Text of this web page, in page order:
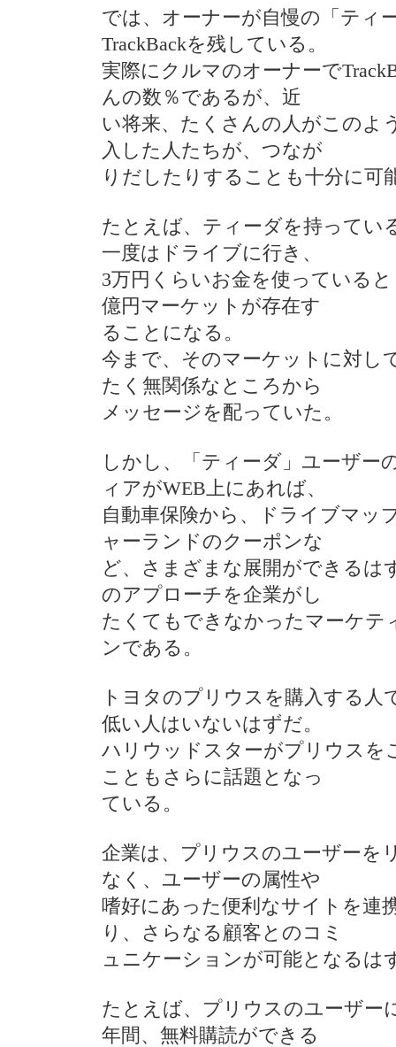
では、オーナーが自慢の「ティ
TrackBackを残している。
実際にクルマのオーナーで
んの数％であるが、近
い将来、たくさんの人がこのよ
入した人たちが、つなが
りだしたりすることも十分に可
たとえば、ティーダを持ってい
一度はドライブに行き、
3万円くらいお金を使っている
億円マーケットが存在す
ることになる。
今まで、そのマーケットに対し
たく無関係なところから
メッセージを配っていた。
しかし、「ティーダ」ユーザー
ィアがWEB上にあれば、
自動車保険から、ドライブマッ
ャーランドのクーポンな
ど、さまざまな展開ができるは
のアプローチを企業がし
たくてもできなかったマーケテ
ンである。
トヨタのプリウスを購入する人
低い人はいないはずだ。
ハリウッドスターがプリウスを
こともさらに話題となっ
ている。
企業は、プリウスのユーザーを
なく、ユーザーの属性や
嗜好にあった便利なサイトを連
り、さらなる顧客とのコミ
ュニケーションが可能となるは
たとえば、プリウスのユーザー
年間、無料購読ができる